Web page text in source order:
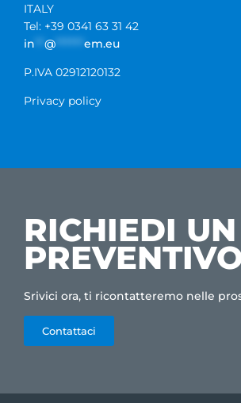
ITALY
Tel: +39 0341 63 31 42
in
@ ****** em.eu
P.IVA 02912120132
Privacy policy
RICHIEDI UN
Srivici ora, ti ricontatteremo nelle
Contattaci